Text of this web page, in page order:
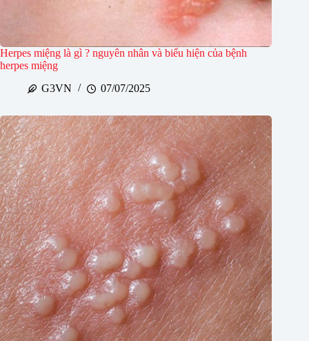
Herpes miệng là gì ? nguyên nhân và biểu hiện của bệnh
herpes miệng
G3VN
07/07/2025